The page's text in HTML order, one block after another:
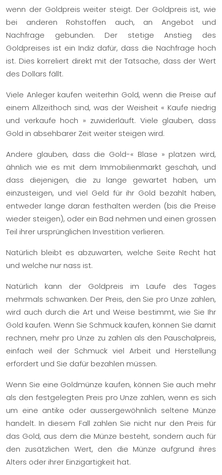
wenn der Goldpreis weiter steigt. Der Goldpreis ist, wie
bei anderen Rohstoffen auch, an Angebot und
Nachfrage gebunden. Der stetige Anstieg des
Goldpreises ist ein Indiz dafür, dass die Nachfrage hoch
ist. Dies korreliert direkt mit der Tatsache, dass der Wert
des Dollars fällt.
Viele Anleger kaufen weiterhin Gold, wenn die Preise auf
einem Allzeithoch sind, was der Weisheit « Kaufe niedrig
und verkaufe hoch » zuwiderläuft. Viele glauben, dass
Gold in absehbarer Zeit weiter steigen wird.
Andere glauben, dass die Gold-« Blase » platzen wird,
ähnlich wie es mit dem Immobilienmarkt geschah, und
dass diejenigen, die zu lange gewartet haben, um
einzusteigen, und viel Geld für ihr Gold bezahlt haben,
entweder lange daran festhalten werden (bis die Preise
wieder steigen), oder ein Bad nehmen und einen grossen
Teil ihrer ursprünglichen Investition verlieren.
Natürlich bleibt es abzuwarten, welche Seite Recht hat
und welche nur nass ist.
Natürlich kann der Goldpreis im Laufe des Tages
mehrmals schwanken. Der Preis, den Sie pro Unze zahlen,
wird auch durch die Art und Weise bestimmt, wie Sie Ihr
Gold kaufen. Wenn Sie Schmuck kaufen, können Sie damit
rechnen, mehr pro Unze zu zahlen als den Pauschalpreis,
einfach weil der Schmuck viel Arbeit und Herstellung
erfordert und Sie dafür bezahlen müssen.
Wenn Sie eine Goldmünze kaufen, können Sie auch mehr
als den festgelegten Preis pro Unze zahlen, wenn es sich
um eine antike oder aussergewöhnlich seltene Münze
handelt. In diesem Fall zahlen Sie nicht nur den Preis für
das Gold, aus dem die Münze besteht, sondern auch für
den zusätzlichen Wert, den die Münze aufgrund ihres
Alters oder ihrer Einzigartigkeit hat.